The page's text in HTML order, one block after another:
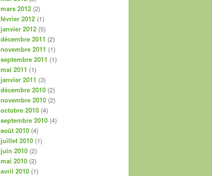
mars 2012 (2)
février 2012 (1)
janvier 2012 (5)
décembre 2011 (2)
novembre 2011 (1)
septembre 2011 (1)
mai 2011 (1)
janvier 2011 (3)
décembre 2010 (2)
novembre 2010 (2)
octobre 2010 (4)
septembre 2010 (4)
août 2010 (4)
juillet 2010 (1)
juin 2010 (2)
mai 2010 (2)
avril 2010 (1)